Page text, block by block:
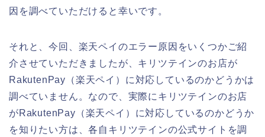
因を調べていただけると幸いです。
それと、今回、楽天ペイのエラー原因をいくつかご紹
介させていただきましたが、キリツテインのお店が
RakutenPay（楽天ペイ）に対応しているのかどうかは
調べていません。なので、実際にキリツテインのお店
がRakutenPay（楽天ペイ）に対応しているのかどうか
を知りたい方は、各自キリツテインの公式サイトを調